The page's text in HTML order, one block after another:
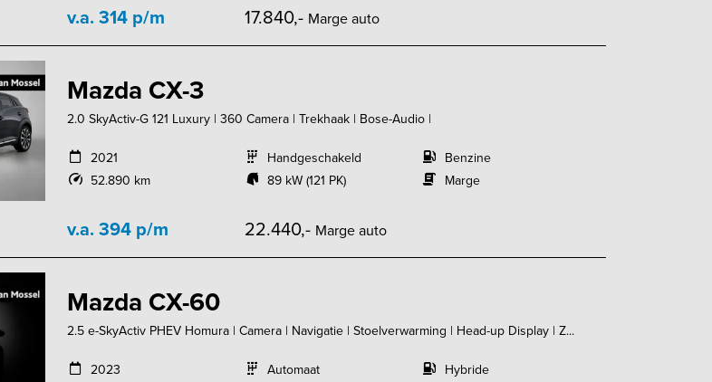
v.a. 314 p/m 17.840,- Marge auto
Mazda CX-3
2.0 SkyActiv-G 121 Luxury | 360 Camera | Trekhaak | Bose-Audio |
2021
52.890 km
Handgeschakeld
89 kW (121 PK)
Benzine
Marge
v.a. 394 p/m 22.440,- Marge auto
Mazda CX-60
2.5 e-SkyActiv PHEV Homura | Camera | Navigatie | Stoelverwarming | Head-up Display | Z...
2023
Automaat
Hybride